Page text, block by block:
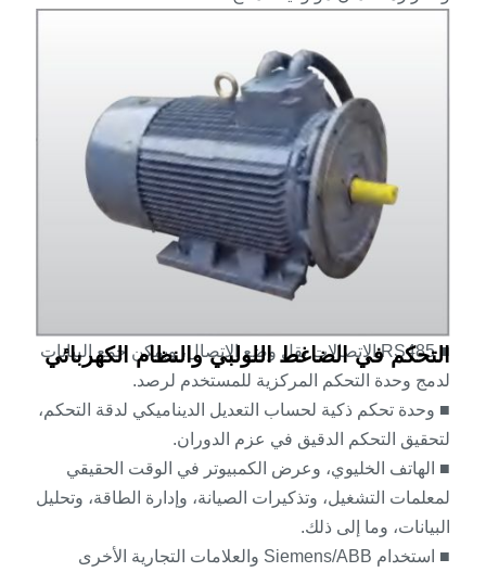
التحكم في الضاغط اللولبي والنظام الكهربائي
■ RS485 الاتصالات نقل وضع الاتصال، ويمكن جمع البيانات
لدمج وحدة التحكم المركزية للمستخدم لرصد.
■ وحدة تحكم ذكية لحساب التعديل الديناميكي لدقة التحكم،
لتحقيق التحكم الدقيق في عزم الدوران.
■ الهاتف الخليوي، وعرض الكمبيوتر في الوقت الحقيقي
لمعلمات التشغيل، وتذكيرات الصيانة، وإدارة الطاقة، وتحليل
البيانات، وما إلى ذلك.
■ استخدام Siemens/ABB والعلامات التجارية الأخرى